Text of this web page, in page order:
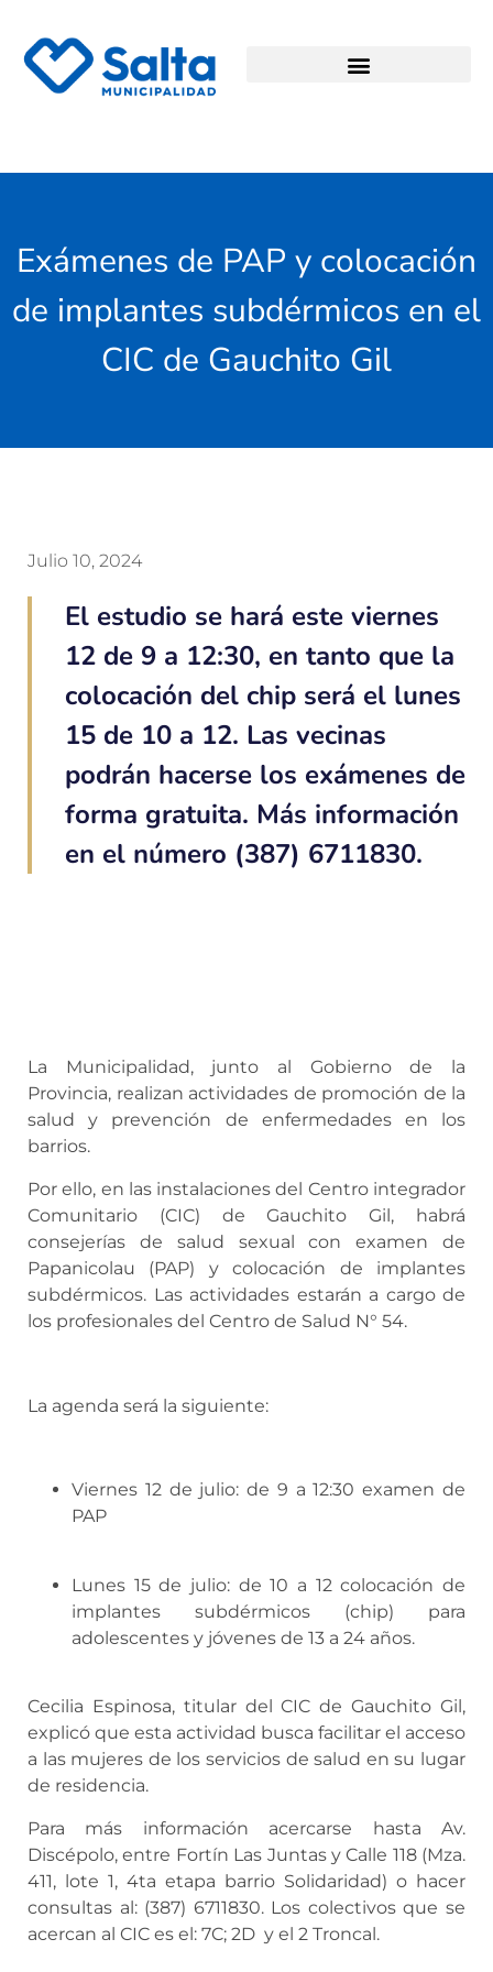
Exámenes de PAP y colocación
de implantes subdérmicos en el
CIC de Gauchito Gil
Julio 10, 2024
El estudio se hará este viernes
12 de 9 a 12:30, en tanto que la
colocación del chip será el lunes
15 de 10 a 12. Las vecinas
podrán hacerse los exámenes de
forma gratuita. Más información
en el número (387) 6711830.
La Municipalidad, junto al Gobierno de la
Provincia, realizan actividades de promoción de la
salud y prevención de enfermedades en los
barrios.
Por ello, en las instalaciones del Centro integrador
Comunitario (CIC) de Gauchito Gil, habrá
consejerías de salud sexual con examen de
Papanicolau (PAP) y colocación de implantes
subdérmicos. Las actividades estarán a cargo de
los profesionales del Centro de Salud N° 54.
La agenda será la siguiente:
Viernes 12 de julio: de 9 a 12:30 examen de
PAP
Lunes 15 de julio: de 10 a 12 colocación de
implantes subdérmicos (chip) para
adolescentes y jóvenes de 13 a 24 años.
Cecilia Espinosa, titular del CIC de Gauchito Gil,
explicó que esta actividad busca facilitar el acceso
a las mujeres de los servicios de salud en su lugar
de residencia.
Para más información acercarse hasta Av.
Discépolo, entre Fortín Las Juntas y Calle 118 (Mza.
411, lote 1, 4ta etapa barrio Solidaridad) o hacer
consultas al: (387) 6711830. Los colectivos que se
acercan al CIC es el: 7C; 2D y el 2 Troncal.